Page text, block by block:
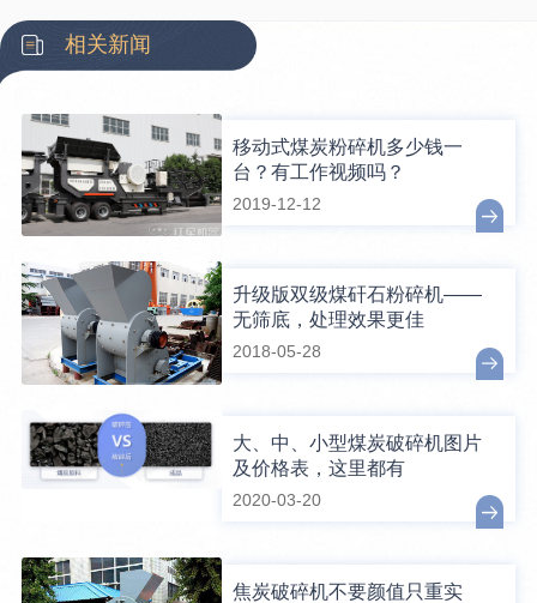
相关新闻
移动式煤炭粉碎机多少钱一
台？有工作视频吗？
2019-12-12
升级版双级煤矸石粉碎机——
无筛底，处理效果更佳
2018-05-28
大、中、小型煤炭破碎机图片
及价格表，这里都有
2020-03-20
焦炭破碎机不要颜值只重实